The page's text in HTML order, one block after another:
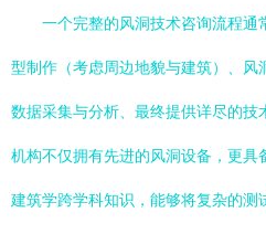
一个完整的风洞技术咨询流程
型制作（考虑周边地貌与建筑）、风
数据采集与分析、最终提供详尽的技
机构不仅拥有先进的风洞设备，更具
建筑学跨学科知识，能够将复杂的